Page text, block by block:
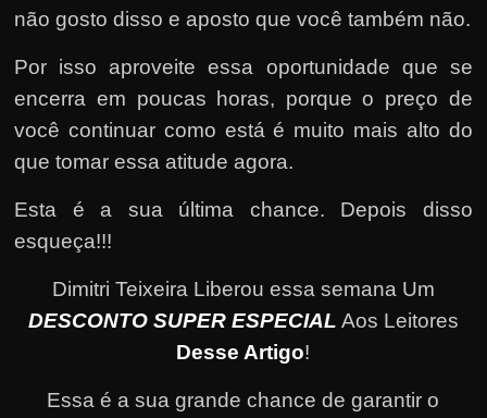
não gosto disso e aposto que você também não.
Por isso aproveite essa oportunidade que se
encerra em poucas horas, porque o preço de
você continuar como está é muito mais alto do
que tomar essa atitude agora.
Esta é a sua última chance. Depois disso
esqueça!!!
Dimitri Teixeira Liberou essa semana Um
DESCONTO SUPER ESPECIAL Aos Leitores
Desse Artigo!
Essa é a sua grande chance de garantir o